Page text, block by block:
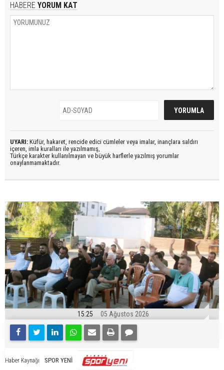
HABERE YORUM KAT
UYARI: Küfür, hakaret, rencide edici cümleler veya imalar, inançlara saldırı
içeren, imla kuralları ile yazılmamış,
Türkçe karakter kullanılmayan ve büyük harflerle yazılmış yorumlar
onaylanmamaktadır.
15:25 05 Ağustos 2026
Haber Kaynağı SPOR YENİ